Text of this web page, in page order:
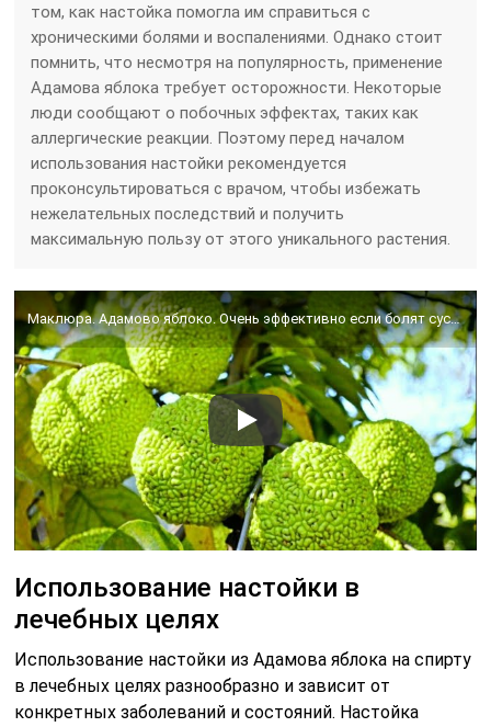
том, как настойка помогла им справиться с
хроническими болями и воспалениями. Однако стоит
помнить, что несмотря на популярность, применение
Адамова яблока требует осторожности. Некоторые
люди сообщают о побочных эффектах, таких как
аллергические реакции. Поэтому перед началом
использования настойки рекомендуется
проконсультироваться с врачом, чтобы избежать
нежелательных последствий и получить
максимальную пользу от этого уникального растения.
Маклюра. Адамово яблоко. Очень эффективно если болят суставы/спина/шея! Панацея от многих болезней.
Использование настойки в
лечебных целях
Использование настойки из Адамова яблока на спирту
в лечебных целях разнообразно и зависит от
конкретных заболеваний и состояний. Настойка